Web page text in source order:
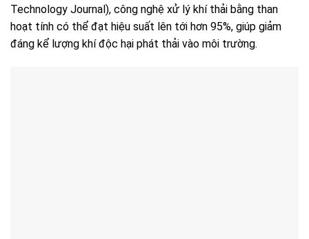
Technology Journal), công nghệ xử lý khí thải bằng than
hoạt tính có thể đạt hiệu suất lên tới hơn 95%, giúp giảm
đáng kể lượng khí độc hại phát thải vào môi trường.